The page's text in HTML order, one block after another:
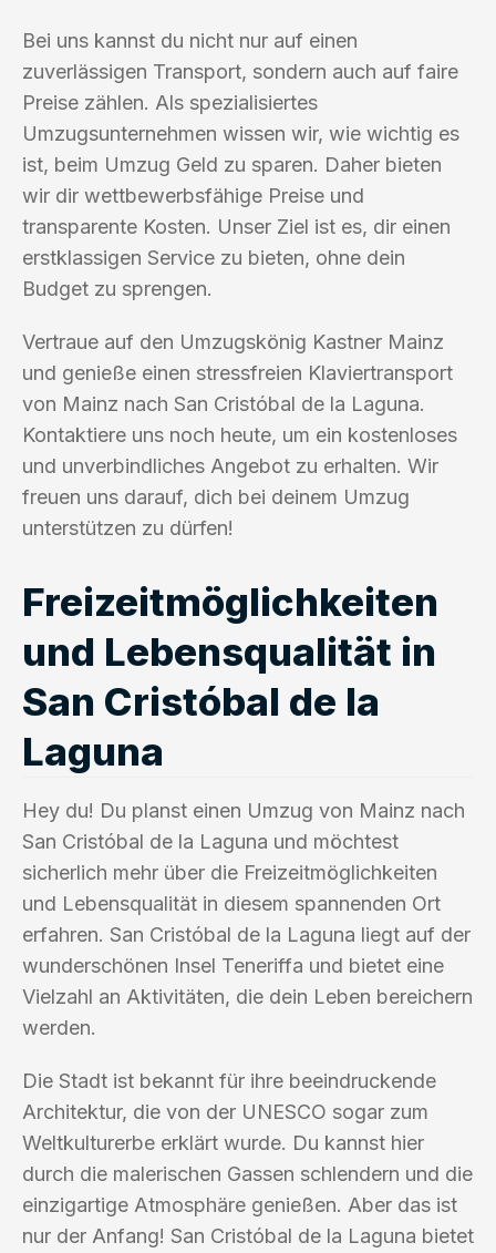
Bei uns kannst du nicht nur auf einen
zuverlässigen Transport, sondern auch auf faire
Preise zählen. Als spezialisiertes
Umzugsunternehmen wissen wir, wie wichtig es
ist, beim Umzug Geld zu sparen. Daher bieten
wir dir wettbewerbsfähige Preise und
transparente Kosten. Unser Ziel ist es, dir einen
erstklassigen Service zu bieten, ohne dein
Budget zu sprengen.
Vertraue auf den Umzugskönig Kastner Mainz
und genieße einen stressfreien Klaviertransport
von Mainz nach San Cristóbal de la Laguna.
Kontaktiere uns noch heute, um ein kostenloses
und unverbindliches Angebot zu erhalten. Wir
freuen uns darauf, dich bei deinem Umzug
unterstützen zu dürfen!
Freizeitmöglichkeiten
und Lebensqualität in
San Cristóbal de la
Laguna
Hey du! Du planst einen Umzug von Mainz nach
San Cristóbal de la Laguna und möchtest
sicherlich mehr über die Freizeitmöglichkeiten
und Lebensqualität in diesem spannenden Ort
erfahren. San Cristóbal de la Laguna liegt auf der
wunderschönen Insel Teneriffa und bietet eine
Vielzahl an Aktivitäten, die dein Leben bereichern
werden.
Die Stadt ist bekannt für ihre beeindruckende
Architektur, die von der UNESCO sogar zum
Weltkulturerbe erklärt wurde. Du kannst hier
durch die malerischen Gassen schlendern und die
einzigartige Atmosphäre genießen. Aber das ist
nur der Anfang! San Cristóbal de la Laguna bietet